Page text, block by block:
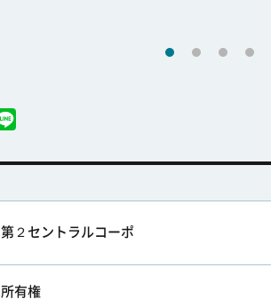
第２セントラルコーポ
所有権